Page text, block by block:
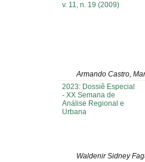
v. 11, n. 19 (2009)
Armando Castro,
2023: Dossiê Especial
- XX Semana de
Análise Regional e
Urbana
Waldenir Sidney